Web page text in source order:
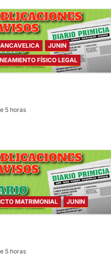
JUNIN
FÍSICO LEGAL
5 horas
MATRIMONIAL JUNIN
5 horas